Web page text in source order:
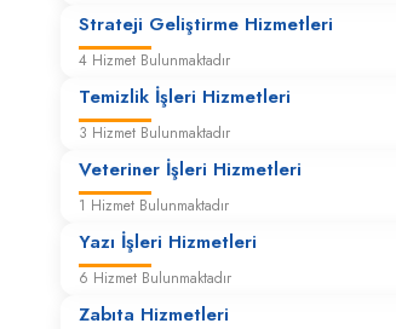
İmar Durum Değişikliği
Kamulaştırma (Vatandaşın talebi
halinde)
Kıymet Takdir Komisyonu
Strateji Geliştirme Hizmetleri
4 Hizmet Bulunmaktadır
Temizlik İşleri Hizmetleri
3 Hizmet Bulunmaktadır
Veteriner İşleri Hizmetleri
1 Hizmet Bulunmaktadır
Yazı İşleri Hizmetleri
6 Hizmet Bulunmaktadır
Zabıta Hizmetleri